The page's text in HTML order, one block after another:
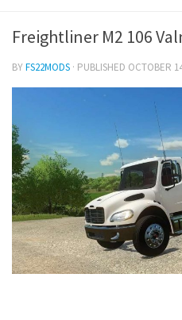
Freightliner M2 106
BYFS22MODS · PUBLISHED OCTOBER